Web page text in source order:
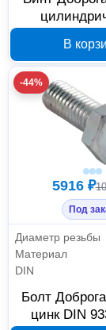
Крепёж
Монтажные
Такелаж
В
-44%
5916 ₽
Под
Диаметр резьбы
Материал
DIN
Болт
цинк DIN